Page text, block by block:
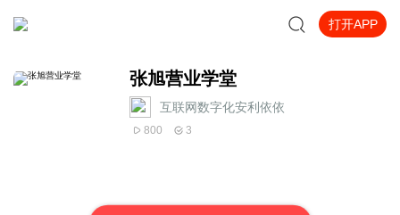
打开APP
张旭营业学堂
互联网数字化安利依依
800 3